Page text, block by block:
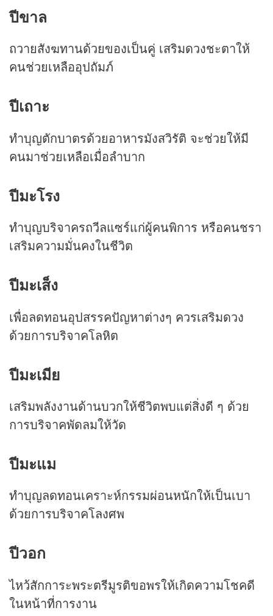
ปีขาล
ถวายสังฆทานด้วยของเป็นคู่ เสริมดวงชะตาให้
คนช่วยเหลืออุปถัมภ์
ปีเถาะ
ทำบุญตักบาตรด้วยอาหารมังสวิรัติ จะช่วยให้มี
คนมาช่วยเหลือเมื่อลำบาก
ปีมะโรง
ทำบุญบริจาครถวีลแซร์แก่ผู้คนพิการ หรือคนชรา
เสริมความมั่นคงในชีวิต
ปีมะเส็ง
เพื่อลดทอนอุปสรรคปัญหาต่างๆ ควรเสริมดวง
ด้วยการบริจาคโลหิต
ปีมะเมีย
เสริมพลังงานด้านบวกให้ชีวิตพบแต่สิ่งดี ๆ ด้วย
การบริจาคพัดลมให้วัด
ปีมะแม
ทำบุญลดทอนเคราะห์กรรมผ่อนหนักให้เป็นเบา
ด้วยการบริจาคโลงศพ
ปีวอก
ไหว้สักการะพระตรีมูรติขอพรให้เกิดความโชคดี
ในหน้าที่การงาน